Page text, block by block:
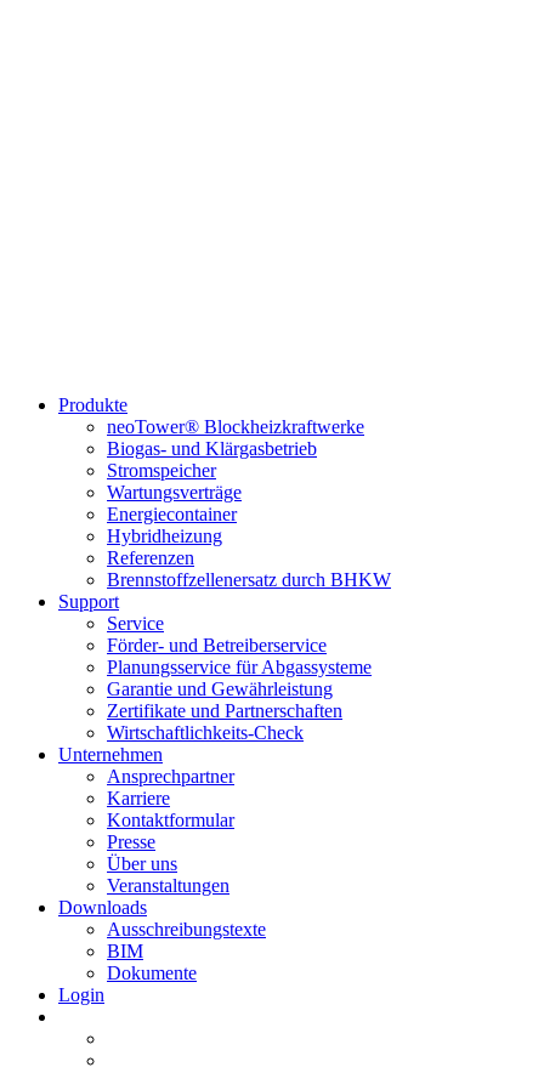
Produkte
neoTower® Blockheizkraftwerke
Biogas- und Klärgasbetrieb
Stromspeicher
Wartungsverträge
Energiecontainer
Hybridheizung
Referenzen
Brennstoffzellenersatz durch BHKW
Support
Service
Förder- und Betreiberservice
Planungsservice für Abgassysteme
Garantie und Gewährleistung
Zertifikate und Partnerschaften
Wirtschaftlichkeits-Check
Unternehmen
Ansprechpartner
Karriere
Kontaktformular
Presse
Über uns
Veranstaltungen
Downloads
Ausschreibungstexte
BIM
Dokumente
Login